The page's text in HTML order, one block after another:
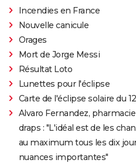
Incendies en France
Nouvelle canicule
Orages
Mort de Jorge Messi
Résultat Loto
Lunettes pour l'éclipse
Carte de l'éclipse solaire du
Alvaro Fernandez,
draps : "L'idéal est de les
au maximum tous les dix
nuances importantes"